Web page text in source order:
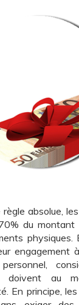
règle absolue,
du
physiques.
engagement
doivent au
En principe,